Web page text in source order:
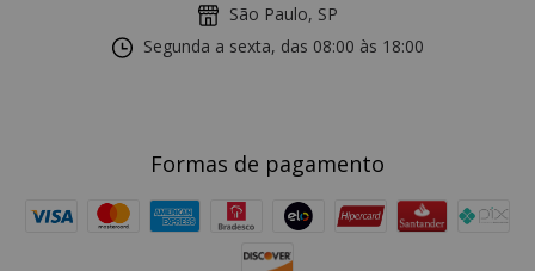
São Paulo, SP
Segunda a sexta, das 08:00 às 18:00
Formas de pagamento